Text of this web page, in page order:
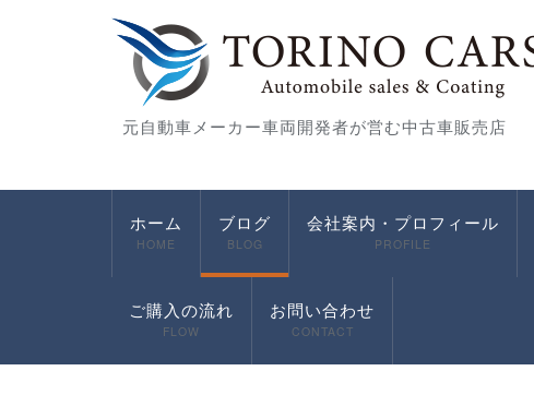
元自動車メーカー車両開発者が営む中古車販売店
ホーム
HOME
ブログ
BLOG
会社案内・プロフィール
PROFILE
ご購入の流れ
FLOW
お問い合わせ
CONTACT